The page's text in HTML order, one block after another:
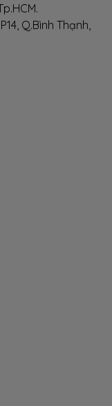
Q.Bình Thạnh,